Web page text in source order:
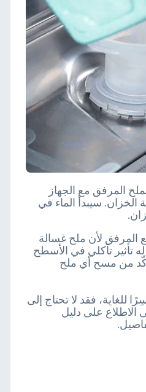
المرفق مع الجهاز
سيبدأ الماء في
المرفق لأن ملح غسالة
تأثير تآكلي في الأسطح
من مسح أي ملح
للغاية، فقد لا تحتاج إلى
على دليل